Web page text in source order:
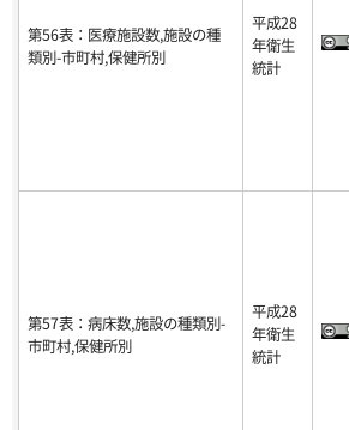
第56表：医療施設数,施設の種
類別-市町村,保健所別
平成28
年衛生
統計
第57表：病床数,施設の種類別-
市町村,保健所別
平成28
年衛生
統計